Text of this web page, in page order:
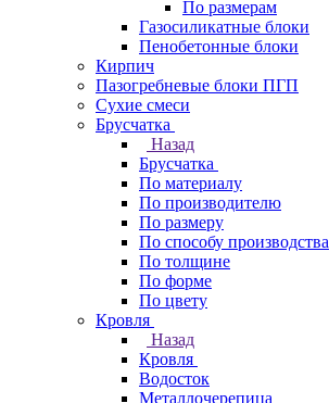
По размерам
Газосиликатные блоки
Пенобетонные блоки
Кирпич
Пазогребневые блоки ПГП
Сухие смеси
Брусчатка
Назад
Брусчатка
По материалу
По производителю
По размеру
По способу производства
По толщине
По форме
По цвету
Кровля
Назад
Кровля
Водосток
Металлочерепица